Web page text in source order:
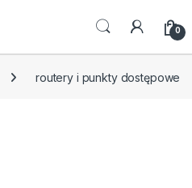
0
routery i punkty dostępowe